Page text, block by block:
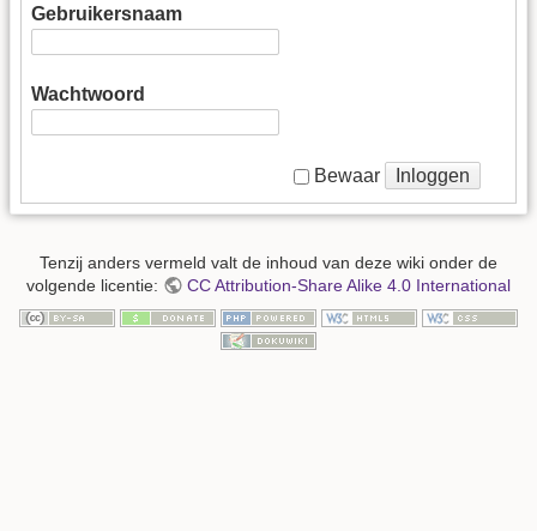
Gebruikersnaam
Wachtwoord
Bewaar Inloggen
Tenzij anders vermeld valt de inhoud van deze wiki onder de
volgende licentie:
CC Attribution-Share Alike 4.0 International